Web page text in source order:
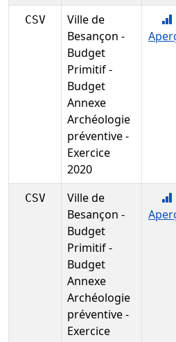
CSV
Ville de
Besançon -
Budget
Primitif -
Budget
Annexe
Archéologie
préventive -
Exercice
2020
CSV
Ville de
Besançon -
Budget
Primitif -
Budget
Annexe
Archéologie
préventive -
Exercice